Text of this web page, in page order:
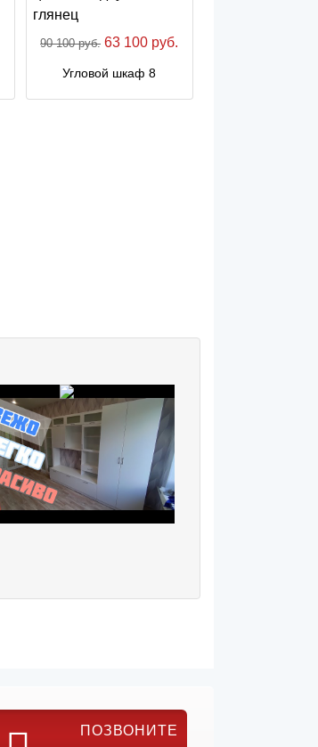
90 100 руб. 63 100 руб.
Угловой шкаф 8
ПОЗВОНИТЕ